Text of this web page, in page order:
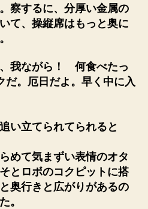
察するに、分厚い金属の
て、操縦席はもっと奥に
、我ながら！ 何食べたっ
。厄日だよ。早く中に入
い立てられてられると
めて気まずい表情のオタ
とロボのコクピットに搭
奥行きと広がりがあるの
。